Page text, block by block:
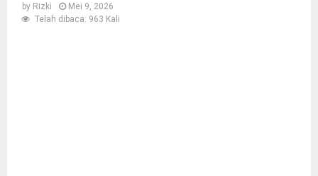
by Rizki
Mei 9, 2026
Telah dibaca: 963 Kali